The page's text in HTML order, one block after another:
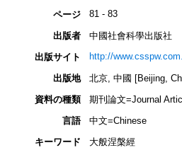
ページ 81 - 83
出版者
中國社會科學出版社
出版サイト
http://
出版地
北京, 中國 [Beijing,
資料の種類
期刊論文=Journal
言語
中文=Chinese
キーワード
大般涅槃經